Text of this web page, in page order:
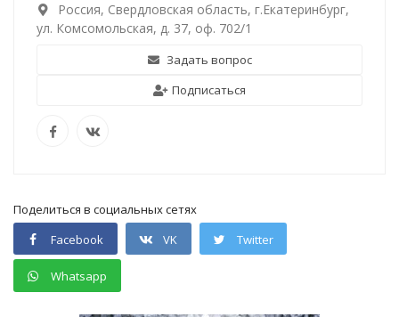
Россия, Свердловская область, г.Екатеринбург,
ул. Комсомольская, д. 37, оф. 702/1
Задать вопрос
Подписаться
Поделиться в социальных сетях
Facebook
VK Twitter
Whatsapp